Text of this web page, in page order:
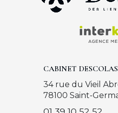
CABINET DESCOLAS
34 rue du Vieil
78100 Saint-